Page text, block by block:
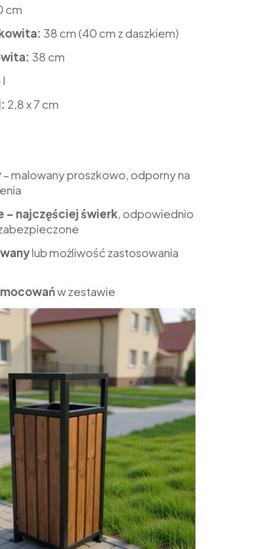
cm
38 cm (40 cm z daszkiem)
38 cm
l
2,8 x 7 cm
– malowany proszkowo, odporny na
– najczęściej świerk, odpowiednio
lub możliwość zastosowania
w zestawie